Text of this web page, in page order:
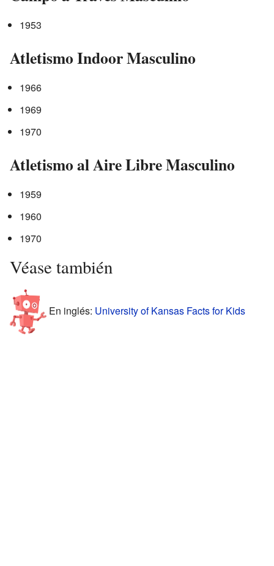
1953
Atletismo Indoor Masculino
1966
1969
1970
Atletismo al Aire Libre Masculino
1959
1960
1970
Véase también
En inglés: University of Kansas Facts for Kids